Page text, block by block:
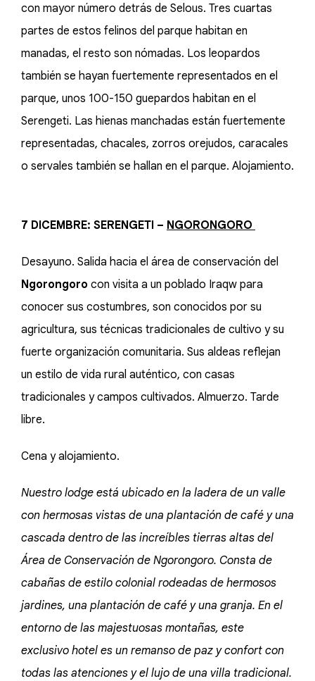
con mayor número detrás de Selous. Tres cuartas
partes de estos felinos del parque habitan en
manadas, el resto son nómadas. Los leopardos
también se hayan fuertemente representados en el
parque, unos 100-150 guepardos habitan en el
Serengeti. Las hienas manchadas están fuertemente
representadas, chacales, zorros orejudos, caracales
o servales también se hallan en el parque. Alojamiento.
7 DICEMBRE: SERENGETI – NGORONGORO
Desayuno. Salida hacia el área de conservación del
Ngorongoro con visita a un poblado Iraqw para
conocer sus costumbres, son conocidos por su
agricultura, sus técnicas tradicionales de cultivo y su
fuerte organización comunitaria. Sus aldeas reflejan
un estilo de vida rural auténtico, con casas
tradicionales y campos cultivados. Almuerzo. Tarde
libre.
Cena y alojamiento.
Nuestro lodge está ubicado en la ladera de un valle
con hermosas vistas de una plantación de café y una
cascada dentro de las increíbles tierras altas del
Área de Conservación de Ngorongoro. Consta de
cabañas de estilo colonial rodeadas de hermosos
jardines, una plantación de café y una granja. En el
entorno de las majestuosas montañas, este
exclusivo hotel es un remanso de paz y confort con
todas las atenciones y el lujo de una villa tradicional.